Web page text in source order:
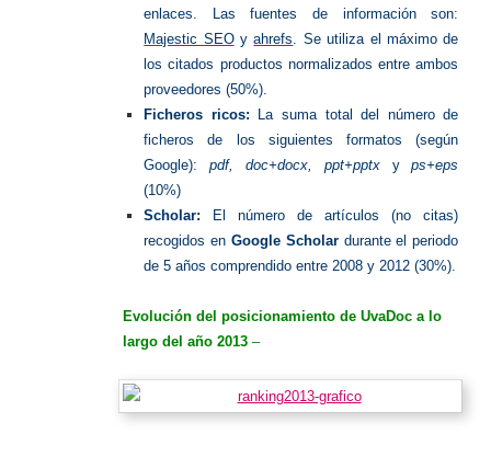
enlaces. Las fuentes de información son:
Majestic SEOyahrefs . Se utiliza el máximo de
los citados productos normalizados entre ambos
proveedores (50%).
Ficheros ricos: La suma total del número de
ficheros de los siguientes formatos (según
Google):pdf, doc+docx, ppt+pptx yps+eps
(10%)
Scholar: El número de artículos (no citas)
recogidos en Google Scholardurante el periodo
de 5 años comprendido entre 2008 y 2012 (30%).
Evolución del posicionamiento de UvaDoc a lo
largo del año 2013–